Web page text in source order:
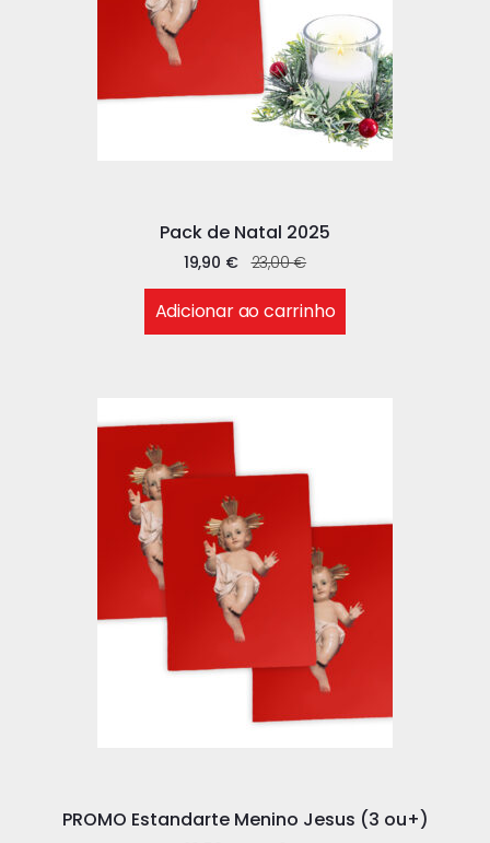
Pack de Natal 2025
23,00€
19,90 €
Adicionar ao carrinho
PROMO Estandarte Menino Jesus (3 ou+)